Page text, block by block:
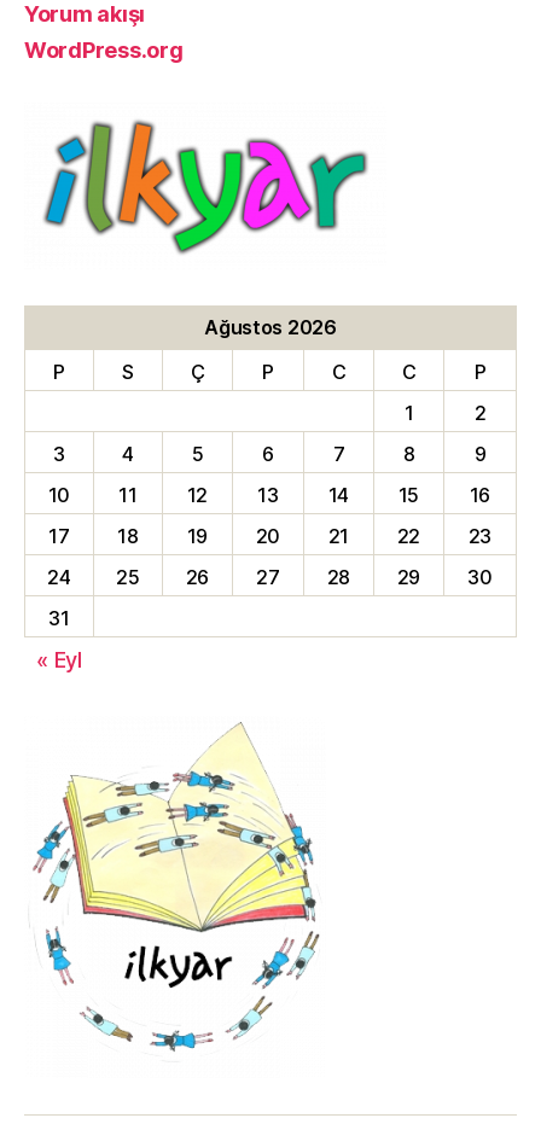
Yorum akışı
WordPress.org
Ağustos 2026
P
S Ç P C C
P
1
2
3
4 5 6 7 8
9
10
11 12 13 14 15
16
17
18 19 20 21 22
23
24
25 26 27 28 29
30
31
« Eyl